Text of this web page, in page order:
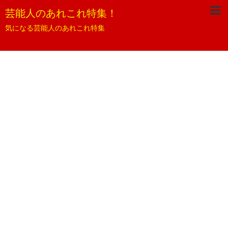
芸能人のあれこれ特集！
気になる芸能人のあれこれ特集